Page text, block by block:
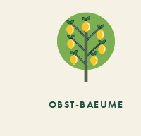
OBST-BAEUME